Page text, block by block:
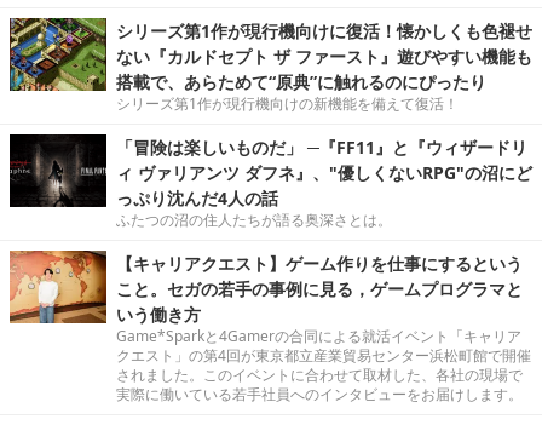
シリーズ第1作が現行機向けに復活！懐かしくも色褪せ
ない『カルドセプト ザ ファースト』遊びやすい機能も
搭載で、あらためて“原典”に触れるのにぴったり
シリーズ第1作が現行機向けの新機能を備えて復活！
「冒険は楽しいものだ」 ─『FF11』と『ウィザードリ
ィ ヴァリアンツ ダフネ』、"優しくないRPG"の沼にど
っぷり沈んだ4人の話
ふたつの沼の住人たちが語る奥深さとは。
【キャリアクエスト】ゲーム作りを仕事にするという
こと。セガの若手の事例に見る，ゲームプログラマと
いう働き方
Game*Sparkと4Gamerの合同による就活イベント「キャリア
クエスト」の第4回が東京都立産業貿易センター浜松町館で開催
されました。このイベントに合わせて取材した、各社の現場で
実際に働いている若手社員へのインタビューをお届けします。